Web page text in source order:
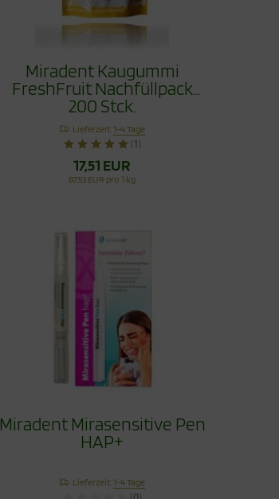
Miradent Kaugummi
FreshFruit Nachfüllpack
200 Stck.
Lieferzeit:1-4 Tage
(1)
17,51 EUR
87,53 EUR pro 1 kg
Miradent Mirasensitive Pen
HAP+
Lieferzeit:1-4 Tage